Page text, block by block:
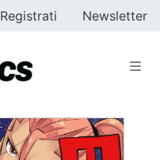
Registrati Newsletter